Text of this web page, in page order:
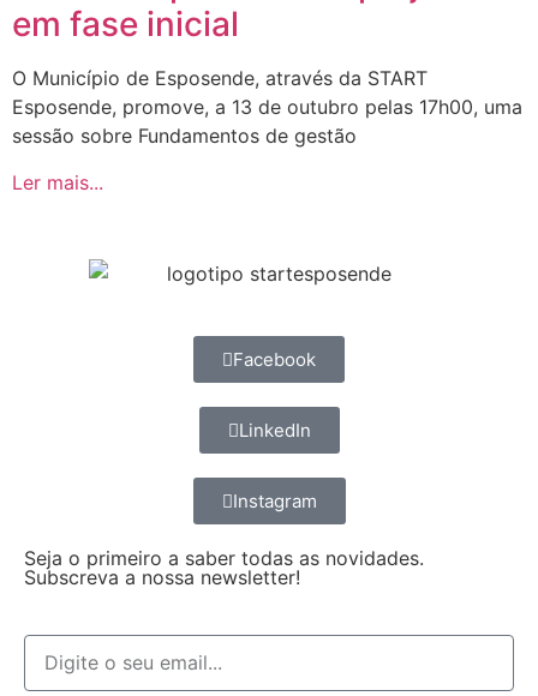
em fase inicial
O Município de Esposende, através da START
Esposende, promove, a 13 de outubro pelas 17h00, uma
sessão sobre Fundamentos de gestão
Ler mais...
Facebook
LinkedIn
Instagram
Seja o primeiro a saber todas as novidades.
Subscreva a nossa newsletter!